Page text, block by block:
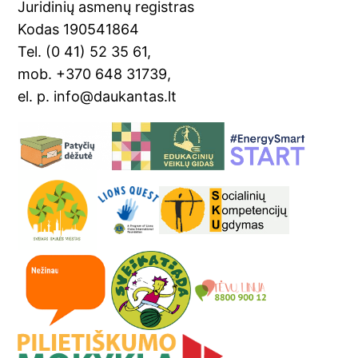
sl
at
e
Juridinių asmenų registras
Kodas 190541864
Tel. (0 41) 52 35 61,
mob. +370 648 31739,
el. p. info@daukantas.lt